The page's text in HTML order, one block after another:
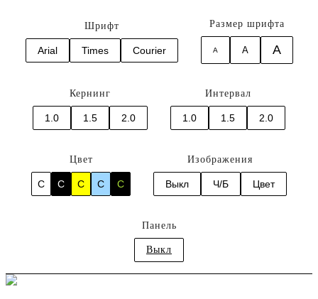
Шрифт
Arial Times Courier
Размер шрифта
A A A
Кернинг
1.0 1.5 2.0
Интервал
1.0 1.5 2.0
Цвет
C C C C C
Изображения
Выкл Ч/Б Цвет
Панель
Выкл